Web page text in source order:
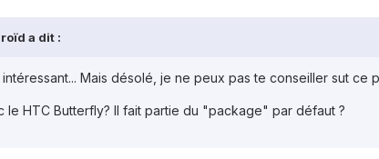
a dit :
Mais désolé, je ne peux pas te conseiller sut ce
le HTC Butterfly? Il fait partie du "package" par défaut ?